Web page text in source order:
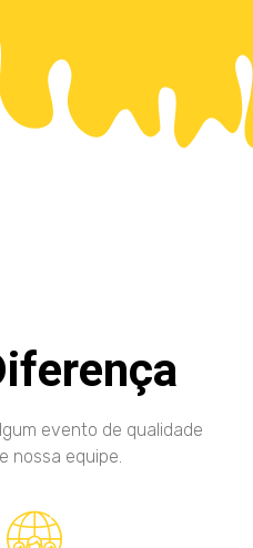
evento de qualidade
nossa equipe.